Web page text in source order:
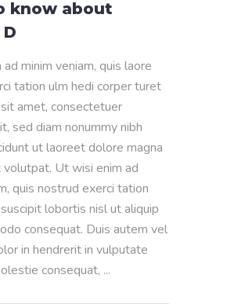
know about
minim veniam, quis laore
tation ulm hedi corper turet
amet, consectetuer
sed diam nonummy nibh
ut laoreet dolore magna
volutpat. Ut wisi enim ad
quis nostrud exerci tation
lobortis nisl ut aliquip
consequat. Duis autem vel
in hendrerit in vulputate
consequat,